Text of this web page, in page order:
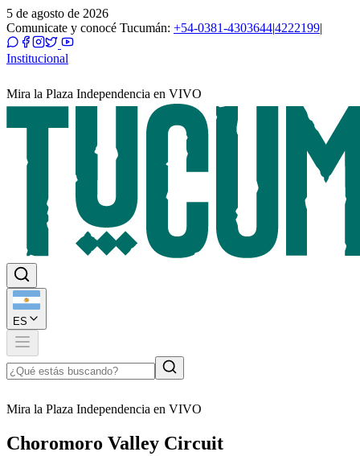
5 de agosto de 2026
Comunicate y conocé Tucumán: +54-0381-4303644|4222199|
Institucional
Mira la Plaza Independencia en VIVO
ES
Mira la Plaza Independencia en VIVO
Choromoro Valley Circuit